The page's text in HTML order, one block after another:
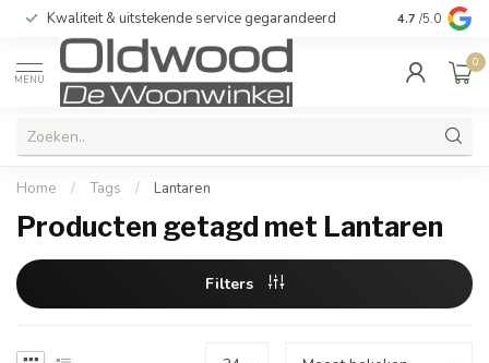
Kwaliteit & uitstekende service gegarandeerd 4.7 /5.0
MENU
0
Home / Tags / Lantaren
Producten getagd met Lantaren
Filters